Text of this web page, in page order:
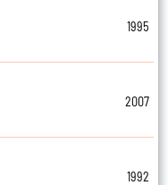
1995
2007
1992